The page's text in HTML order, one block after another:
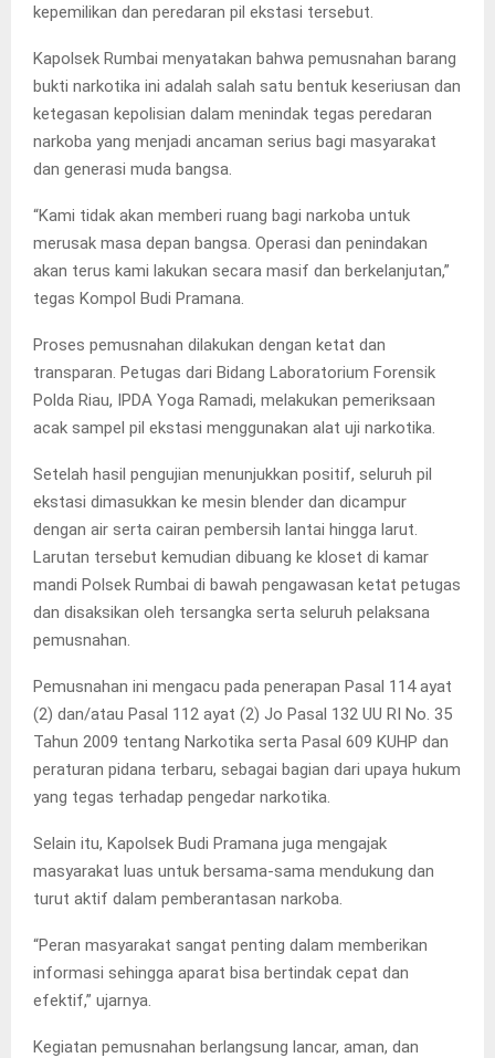
kepemilikan dan peredaran pil ekstasi tersebut.
Kapolsek Rumbai menyatakan bahwa pemusnahan barang
bukti narkotika ini adalah salah satu bentuk keseriusan dan
ketegasan kepolisian dalam menindak tegas peredaran
narkoba yang menjadi ancaman serius bagi masyarakat
dan generasi muda bangsa.
“Kami tidak akan memberi ruang bagi narkoba untuk
merusak masa depan bangsa. Operasi dan penindakan
akan terus kami lakukan secara masif dan berkelanjutan,”
tegas Kompol Budi Pramana.
Proses pemusnahan dilakukan dengan ketat dan
transparan. Petugas dari Bidang Laboratorium Forensik
Polda Riau, IPDA Yoga Ramadi, melakukan pemeriksaan
acak sampel pil ekstasi menggunakan alat uji narkotika.
Setelah hasil pengujian menunjukkan positif, seluruh pil
ekstasi dimasukkan ke mesin blender dan dicampur
dengan air serta cairan pembersih lantai hingga larut.
Larutan tersebut kemudian dibuang ke kloset di kamar
mandi Polsek Rumbai di bawah pengawasan ketat petugas
dan disaksikan oleh tersangka serta seluruh pelaksana
pemusnahan.
Pemusnahan ini mengacu pada penerapan Pasal 114 ayat
(2) dan/atau Pasal 112 ayat (2) Jo Pasal 132 UU RI No. 35
Tahun 2009 tentang Narkotika serta Pasal 609 KUHP dan
peraturan pidana terbaru, sebagai bagian dari upaya hukum
yang tegas terhadap pengedar narkotika.
Selain itu, Kapolsek Budi Pramana juga mengajak
masyarakat luas untuk bersama-sama mendukung dan
turut aktif dalam pemberantasan narkoba.
“Peran masyarakat sangat penting dalam memberikan
informasi sehingga aparat bisa bertindak cepat dan
efektif,” ujarnya.
Kegiatan pemusnahan berlangsung lancar, aman, dan